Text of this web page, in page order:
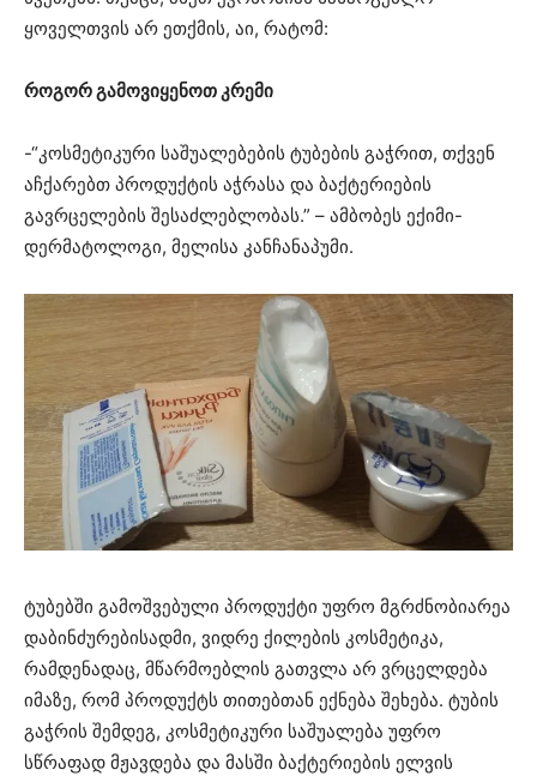
ყოველთვის არ ეთქმის, აი, რატომ:
როგორ გამოვიყენოთ კრემი
-“კოსმეტიკური საშუალებების ტუბების გაჭრით, თქვენ
აჩქარებთ პროდუქტის აჭრასა და ბაქტერიების
გავრცელების შესაძლებლობას.” – ამბობეს ექიმი-
დერმატოლოგი, მელისა კანჩანაპუმი.
ტუბებში გამოშვებული პროდუქტი უფრო მგრძნობიარეა
დაბინძურებისადმი, ვიდრე ქილების კოსმეტიკა,
რამდენადაც, მწარმოებლის გათვლა არ ვრცელდება
იმაზე, რომ პროდუქტს თითებთან ექნება შეხება. ტუბის
გაჭრის შემდეგ, კოსმეტიკური საშუალება უფრო
სწრაფად მჟავდება და მასში ბაქტერიების ელვის